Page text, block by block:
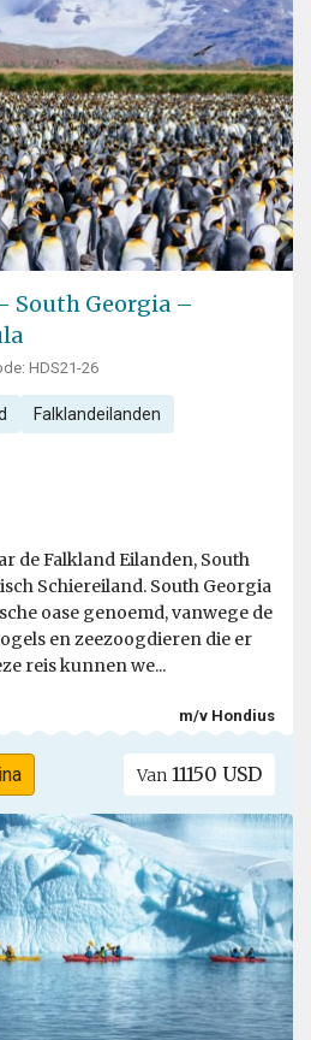
South Georgia –
HDS21-26
Falklandeilanden
de Falkland Eilanden, South
Schiereiland. South Georgia
oase genoemd, vanwege de
en zeezoogdieren die er
reis kunnen we...
m/v Hondius
Van 11150 USD